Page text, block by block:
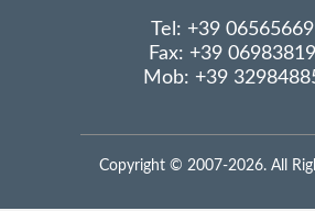
Tel: +39
Fax: +39
Mob: +39
Copyright © 2007-2026. All